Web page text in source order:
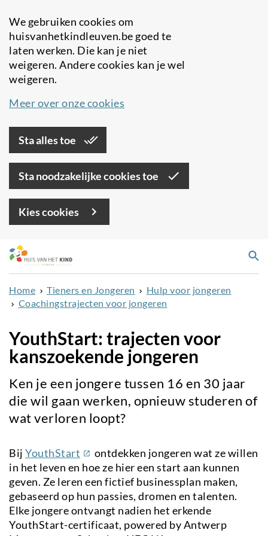
We gebruiken cookies om
huisvanhetkindleuven.be goed te
laten werken. Die kan je niet
weigeren. Andere cookies kan je wel
weigeren.
Meer over onze cookies
Sta alles toe
Sta noodzakelijke cookies toe
Kies cookies
Overslaan
en
naar
de
inhoud
Home Tieners en Jongeren
Hulp voor jongeren
Coachingstrajecten voor jongeren
YouthStart: trajecten voor
kanszoekende jongeren
Ken je een jongere tussen 16 en 30 jaar
die wil gaan werken, opnieuw studeren of
wat verloren loopt?
Bij YouthStart (externe
link)
ontdekken jongeren wat ze willen
in het leven en hoe ze hier een start aan kunnen
geven. Ze leren een fictief businessplan maken,
gebaseerd op hun passies, dromen en talenten.
Elke jongere ontvangt nadien het erkende
YouthStart-certificaat, powered by Antwerp